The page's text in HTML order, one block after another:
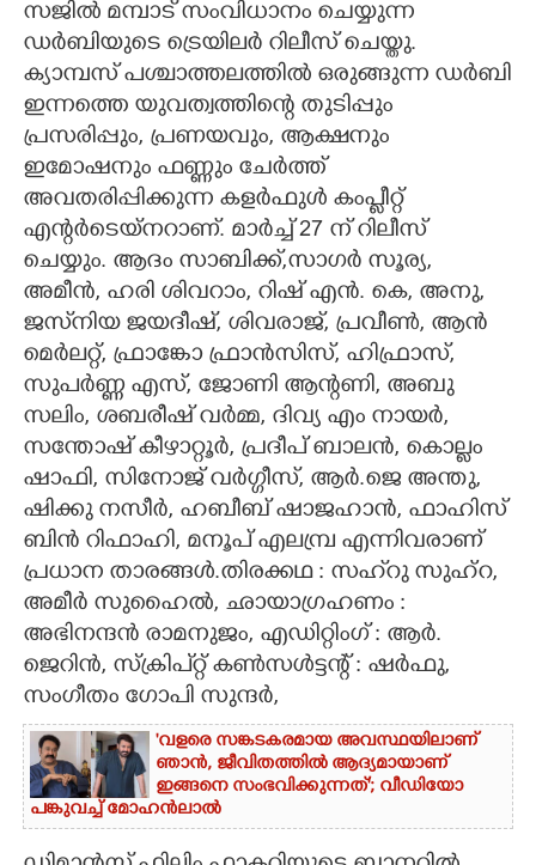
CARTOONS
LITERATURE
ZOOM
CONTACT US
സജിൽ മമ്പാട് സംവിധാനം ചെയ്യുന്ന
ഡർബിയുടെ ട്രെയിലർ റിലീസ് ചെയ്തു.
ക്യാമ്പസ് പശ്ചാത്തലത്തിൽ ഒരുങ്ങുന്ന ഡർബി
ഇന്നത്തെ യുവത്വത്തിന്റെ തുടിപ്പും
പ്രസരിപ്പും, പ്രണയവും, ആക്ഷനും
ഇമോഷനും ഫണ്ണും ചേർത്ത്
അവതരിപ്പിക്കുന്ന കളർഫുൾ കംപ്ലീറ്റ്
എന്റർടെയ്നറാണ്. മാർച്ച് 27 ന് റിലീസ്
ചെയ്യും. ആദം സാബിക്ക്,സാഗർ സൂര്യ,
അമീൻ, ഹരി ശിവറാം, റിഷ് എൻ. കെ, അനു,
ജസ്‌നിയ ജയദീഷ്, ശിവരാജ്, പ്രവീൺ, ആൻ
മെർലറ്റ്, ഫ്രാങ്കോ ഫ്രാൻസിസ്, ഹിഫ്രാസ്,
സുപർണ്ണ എസ്, ജോണി ആന്റണി, അബു
സലിം, ശബരീഷ് വർമ്മ, ദിവ്യ എം നായർ,
സന്തോഷ് കീഴാറ്റൂർ, പ്രദീപ് ബാലൻ, കൊല്ലം
ഷാഫി, സിനോജ് വർഗ്ഗീസ്, ആർ.ജെ അന്തു,
ഷിക്കു നസീർ, ഹബീബ് ഷാജഹാൻ, ഫാഹിസ്
ബിൻ റിഫാഹി, മനൂപ് എലമ്പ്ര എന്നിവരാണ്
പ്രധാന താരങ്ങൾ.തിരക്കഥ : സഹ്‌റു സുഹ്റ,
അമീർ സുഹൈൽ, ഛായാഗ്രഹണം :
അഭിനന്ദൻ രാമനുജം, എഡിറ്റിംഗ് : ആർ.
ജെറിൻ, സ്ക്രിപ്റ്റ് കൺസൾട്ടന്റ് : ഷർഫു,
സംഗീതം ഗോപി സുന്ദർ,
'വളരെ സങ്കടകരമായ അവസ്ഥയിലാണ്
ഞാൻ, ജീവിതത്തിൽ ആദ്യമായാണ്
ഇങ്ങനെ സംഭവിക്കുന്നത്'; വീഡിയോ
പങ്കുവച്ച് മോഹൻലാൽ